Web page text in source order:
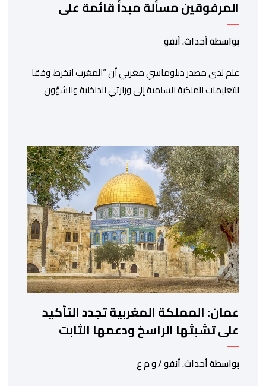
المرفوقين مسألة مبدأ قائمة على
التعليمات الملكية السامية
بواسطة أحداث. أنفو
علم لدى مصدر دبلوماسي مغربي أن “المغرب انخرط، وفقا
للتعليمات الملكية السامية إلى وزارتي الداخلية والشؤون
أن المملكة المغربية مستعدة للتنسيق مع شركائها الإسبان
والأوروبيين من أجل إعادة القاصرين غير المرفوقين. وأعرب
المصدر ذاته عن الأسف لكونه “في […]
عمان: المملكة المغربية تجدد التأكيد
على تشبثها الراسخ ودعمها الثابت
للحقوق المشروعة للشعب الفلسطيني
الشقيق
بواسطة أحداث. أنفو / و م ع